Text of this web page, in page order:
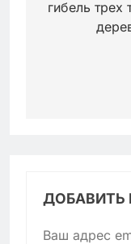
гибель трех
ДОБАВИТЬ
Ваш адрес